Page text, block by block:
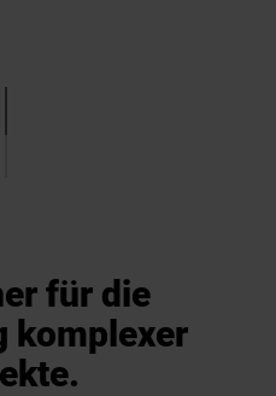
für die
komplexer